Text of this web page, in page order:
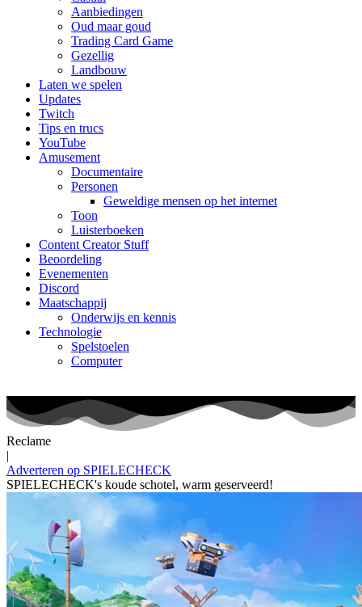
Aanbiedingen
Oud maar goud
Trading Card Game
Gezellig
Landbouw
Laten we spelen
Updates
Twitch
Tips en trucs
YouTube
Amusement
Documentaire
Personen
Geweldige mensen op het internet
Toon
Luisterboeken
Content Creator Stuff
Beoordeling
Evenementen
Discord
Maatschappij
Onderwijs en kennis
Technologie
Spelstoelen
Computer
Reclame
|
Adverteren op SPIELECHECK
SPIELECHECK's koude schotel, warm geserveerd!